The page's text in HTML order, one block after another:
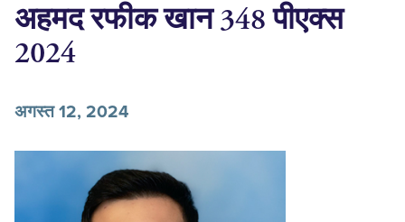
अहमद रफीक खान 348 पीएक्स
2024
अगस्त 12, 2024